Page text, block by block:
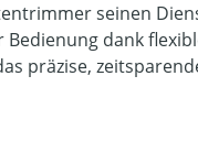
seinen
dank
präzise,